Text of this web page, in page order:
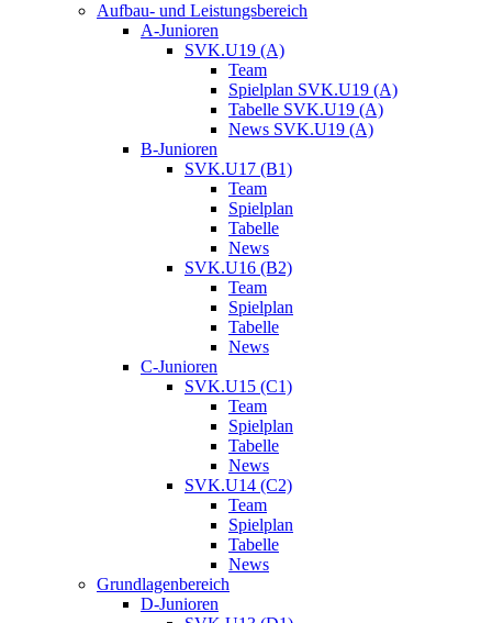
Aufbau- und Leistungsbereich
A-Junioren
SVK.U19 (A)
Team
Spielplan SVK.U19 (A)
Tabelle SVK.U19 (A)
News SVK.U19 (A)
B-Junioren
SVK.U17 (B1)
Team
Spielplan
Tabelle
News
SVK.U16 (B2)
Team
Spielplan
Tabelle
News
C-Junioren
SVK.U15 (C1)
Team
Spielplan
Tabelle
News
SVK.U14 (C2)
Team
Spielplan
Tabelle
News
Grundlagenbereich
D-Junioren